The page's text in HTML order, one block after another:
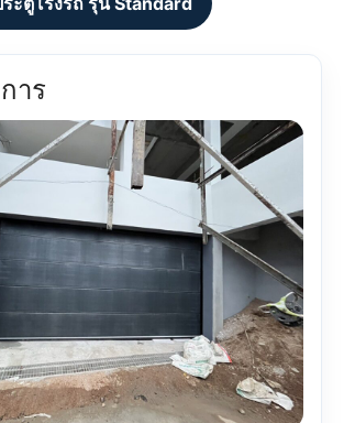
าร